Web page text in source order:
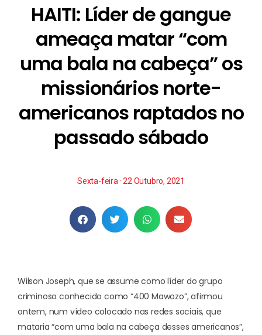
HAITI: Líder de gangue
ameaça matar “com
uma bala na cabeça” os
missionários norte-
americanos raptados no
passado sábado
Sexta-feira · 22 Outubro, 2021
Wilson Joseph, que se assume como líder do grupo
criminoso conhecido como “400 Mawozo”, afirmou
ontem, num vídeo colocado nas redes sociais, que
mataria “com uma bala na cabeça desses americanos”,